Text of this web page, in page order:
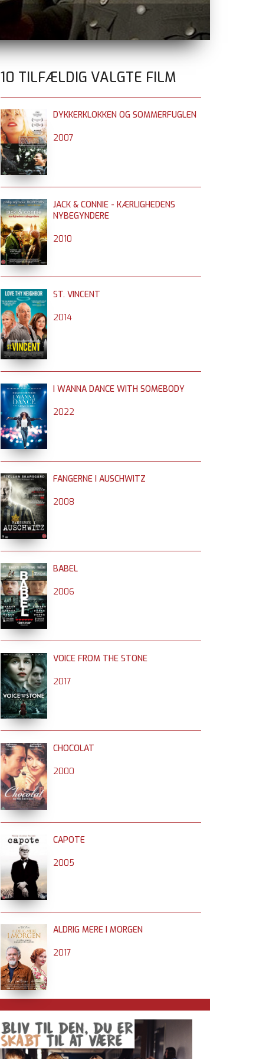
10 TILFÆLDIG VALGTE FILM
DYKKERKLOKKEN OG SOMMERFUGLEN
2007
JACK & CONNIE - KÆRLIGHEDENS
NYBEGYNDERE
2010
ST. VINCENT
2014
I WANNA DANCE WITH SOMEBODY
2022
FANGERNE I AUSCHWITZ
2008
BABEL
2006
VOICE FROM THE STONE
2017
CHOCOLAT
2000
CAPOTE
2005
ALDRIG MERE I MORGEN
2017